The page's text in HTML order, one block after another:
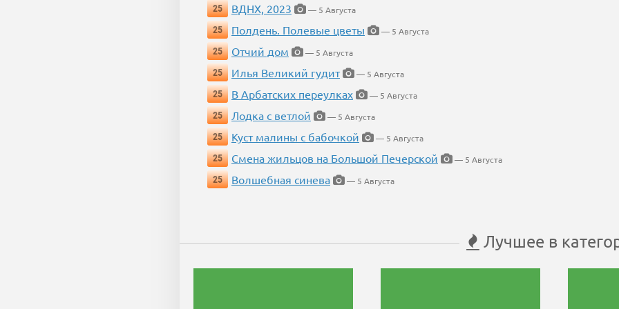
25 ВДНХ, 2023
— 5 Августа
25
Полдень. Полевые цветы
— 5 Августа
25
Отчий дом
— 5 Августа
25
Илья Великий гудит
— 5 Августа
25
В Арбатских переулках
— 5 Августа
25
Лодка с ветлой
— 5 Августа
25
Куст малины с бабочкой
— 5 Августа
25
Смена жильцов на Большой Печерской
— 5 Августа
25
Волшебная синева — 5 Августа
Лучшее в